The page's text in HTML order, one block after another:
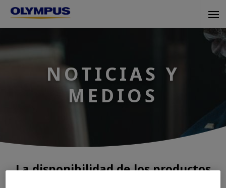
Skip
content
NOTICIAS Y
MEDIOS
La disponibilidad de los productos